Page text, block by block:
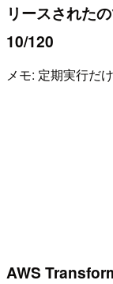
リースされた
10/120
メモ: 定期実行だ
AWS